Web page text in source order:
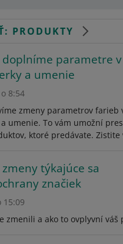
PRODUKTY
parametre v
a umenie
8:54
zmeny parametrov farieb
umenie. To vám umožní
ktoré predávate. Zistite
týkajúce sa
značiek
15:09
zmenili a ako to ovplyvní váš